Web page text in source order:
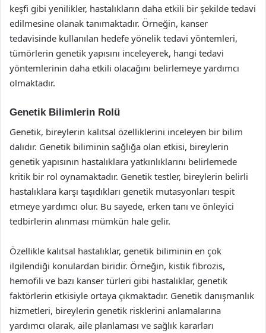
keşfi gibi yenilikler, hastalıkların daha etkili bir şekilde tedavi
edilmesine olanak tanımaktadır. Örneğin, kanser
tedavisinde kullanılan hedefe yönelik tedavi yöntemleri,
tümörlerin genetik yapısını inceleyerek, hangi tedavi
yöntemlerinin daha etkili olacağını belirlemeye yardımcı
olmaktadır.
Genetik Bilimlerin Rolü
Genetik, bireylerin kalıtsal özelliklerini inceleyen bir bilim
dalıdır. Genetik biliminin sağlığa olan etkisi, bireylerin
genetik yapısının hastalıklara yatkınlıklarını belirlemede
kritik bir rol oynamaktadır. Genetik testler, bireylerin belirli
hastalıklara karşı taşıdıkları genetik mutasyonları tespit
etmeye yardımcı olur. Bu sayede, erken tanı ve önleyici
tedbirlerin alınması mümkün hale gelir.
Özellikle kalıtsal hastalıklar, genetik biliminin en çok
ilgilendiği konulardan biridir. Örneğin, kistik fibrozis,
hemofili ve bazı kanser türleri gibi hastalıklar, genetik
faktörlerin etkisiyle ortaya çıkmaktadır. Genetik danışmanlık
hizmetleri, bireylerin genetik risklerini anlamalarına
yardımcı olarak, aile planlaması ve sağlık kararları